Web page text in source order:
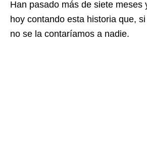
Han pasado más de siete meses
hoy contando esta historia que,
no se la contaríamos a nadie.